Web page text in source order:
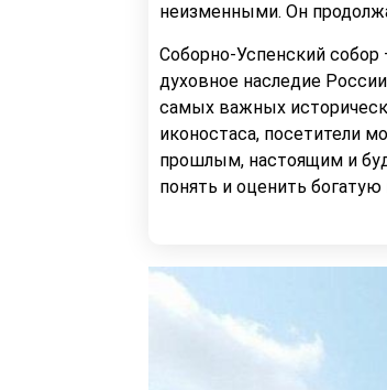
неизменными. Он
Соборно-Успенский собор
духовное наследие
самых важных
иконостаса, посетители
прошлым, настоящим и
понять и оценить